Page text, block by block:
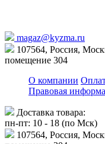
magaz@kyzma.ru
107564, Россия,
помещение 304
О компании
Правовая
Доставка товара:
пн-пт: 10 - 18 (по Мск)
107564, Россия,